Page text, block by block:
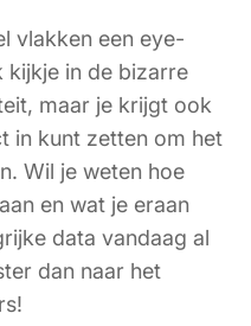
vlakken een eye-
kijkje in de bizarre
maar je krijgt ook
in kunt zetten om het
Wil je weten hoe
en wat je eraan
data vandaag al
dan naar het